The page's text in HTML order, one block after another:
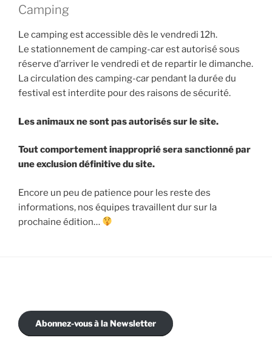
Camping
Le camping est accessible dès le vendredi 12h.
Le stationnement de camping-car est autorisé sous
réserve d’arriver le vendredi et de repartir le dimanche.
La circulation des camping-car pendant la durée du
festival est interdite pour des raisons de sécurité.
Les animaux ne sont pas autorisés sur le site.
Tout comportement inapproprié sera sanctionné par
une exclusion définitive du site.
Encore un peu de patience pour les reste des
informations, nos équipes travaillent dur sur la
prochaine édition…
Abonnez-vous à la Newsletter